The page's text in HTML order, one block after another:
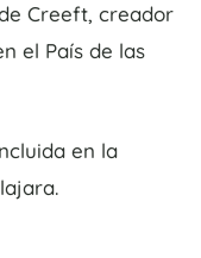
Creeft, creador
el País de las
en la